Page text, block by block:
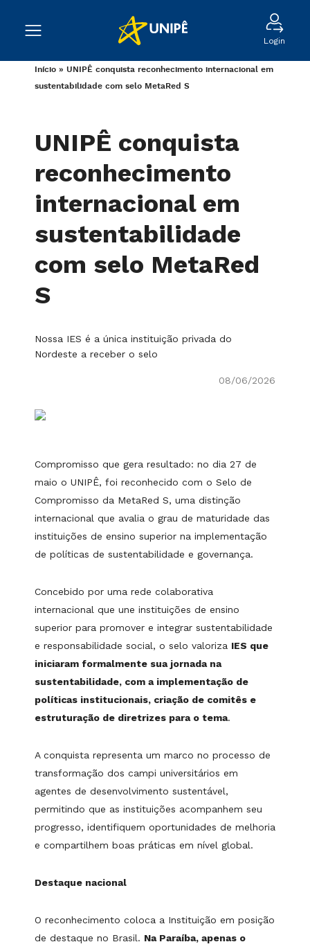
Login
Início » UNIPÊ conquista reconhecimento internacional em
sustentabilidade com selo MetaRed S
UNIPÊ conquista
reconhecimento
internacional em
sustentabilidade
com selo MetaRed
S
Nossa IES é a única instituição privada do
Nordeste a receber o selo
08/06/2026
Compromisso que gera resultado: no dia 27 de
maio o UNIPÊ, foi reconhecido com o Selo de
Compromisso da MetaRed S, uma distinção
internacional que avalia o grau de maturidade das
instituições de ensino superior na implementação
de políticas de sustentabilidade e governança.
Concebido por uma rede colaborativa
internacional que une instituições de ensino
superior para promover e integrar sustentabilidade
e responsabilidade social, o selo valoriza IES que
iniciaram formalmente sua jornada na
sustentabilidade, com a implementação de
políticas institucionais, criação de comitês e
estruturação de diretrizes para o tema.
A conquista representa um marco no processo de
transformação dos campi universitários em
agentes de desenvolvimento sustentável,
permitindo que as instituições acompanhem seu
progresso, identifiquem oportunidades de melhoria
e compartilhem boas práticas em nível global.
Destaque nacional
O reconhecimento coloca a Instituição em posição
de destaque no Brasil. Na Paraíba, apenas o